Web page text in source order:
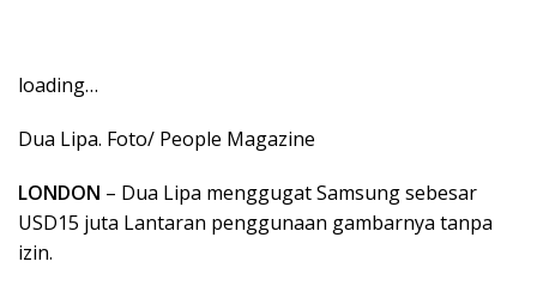
loading…
Dua Lipa. Foto/ People Magazine
LONDON – Dua Lipa menggugat Samsung sebesar
USD15 juta Lantaran penggunaan gambarnya tanpa
izin.